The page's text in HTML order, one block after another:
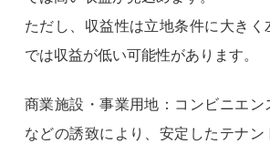
ただし、収益性は立地条件に大きく
では収益が低い可能性があります。
商業施設・事業用地：コンビニエン
などの誘致により、安定したテナン